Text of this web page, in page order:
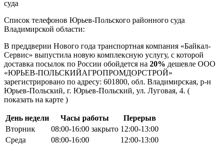
Список телефонов Юрьев-Польского районного суда
Владимирской области:
В преддверии Нового года транспортная компания «Байкал-
Сервис» выпустила новую комплексную услугу, с которой
доставка посылок по России обойдется на 20% дешевле ООО
«ЮРЬЕВ-ПОЛЬСКИЙАГРОПРОМДОРСТРОЙ»
зарегистрировано по адресу: 601800, обл. Владимирская, р-н
Юрьев-Польский, г. Юрьев-Польский, ул. Луговая, 4. (
показать на карте )
День недели Часы работы
Перерыв
Вторник
08:00-16:00 закрыто 12:00-13:00
Среда
08:00-16:00
12:00-13:00